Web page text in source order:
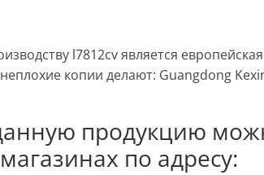
l7812cv является
копии делают: Guangdong
продукцию
магазинах по адресу: